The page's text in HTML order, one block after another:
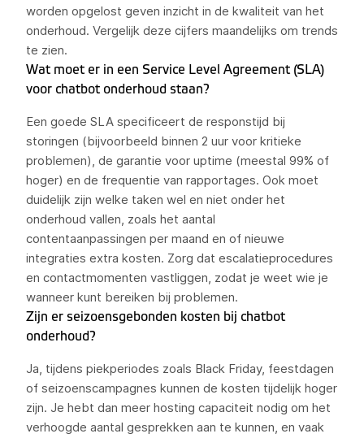
worden opgelost geven inzicht in de kwaliteit van het
onderhoud. Vergelijk deze cijfers maandelijks om trends
te zien.
Wat moet er in een Service Level Agreement (SLA)
voor chatbot onderhoud staan?
Een goede SLA specificeert de responstijd bij
storingen (bijvoorbeeld binnen 2 uur voor kritieke
problemen), de garantie voor uptime (meestal 99% of
hoger) en de frequentie van rapportages. Ook moet
duidelijk zijn welke taken wel en niet onder het
onderhoud vallen, zoals het aantal
contentaanpassingen per maand en of nieuwe
integraties extra kosten. Zorg dat escalatieprocedures
en contactmomenten vastliggen, zodat je weet wie je
wanneer kunt bereiken bij problemen.
Zijn er seizoensgebonden kosten bij chatbot
onderhoud?
Ja, tijdens piekperiodes zoals Black Friday, feestdagen
of seizoenscampagnes kunnen de kosten tijdelijk hoger
zijn. Je hebt dan meer hosting capaciteit nodig om het
verhoogde aantal gesprekken aan te kunnen, en vaak